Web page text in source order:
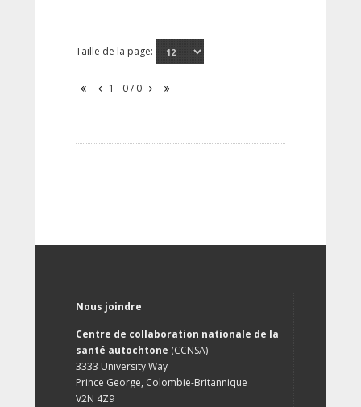
Taille de la page:
1 - 0 / 0
Nous joindre
Centre de collaboration nationale de la
santé autochtone (CCNSA)
3333 University Way
Prince George, Colombie-Britannique
V2N 4Z9